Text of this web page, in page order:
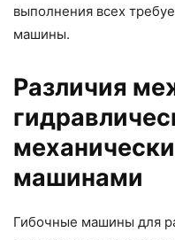
выполнения всех
машины.
Различия
машинами
Гибочные машины для